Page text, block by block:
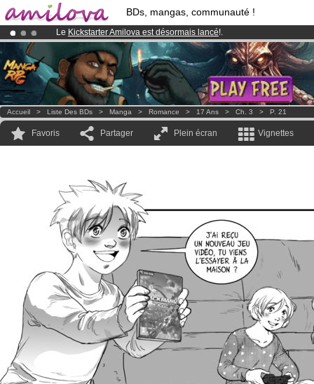
BDs, mangas, communauté !
Le Kickstarter Amilova est désormais lancé!.
Abonnement premium: à partir de3.95 eurospar mois !Clique ici
Déjà 100000membreset 1000BDs & Mangas!
Accueil > Liste Des BDs > Manga > Romance > 17 Ans > Ch. 3 > P. 21
Favoris Partager Plein écran Vignettes